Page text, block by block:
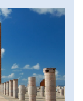
-
szállunk, s
települése,
szállás,